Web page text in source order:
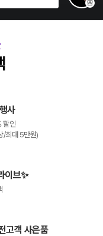
사
할인
/최대 5만원)
이브✨
고객 사은품